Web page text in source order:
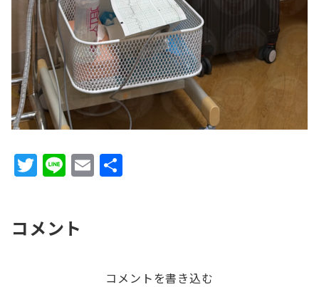
T
w
te
Li
n
E
m
コメント
コメントを書き込む